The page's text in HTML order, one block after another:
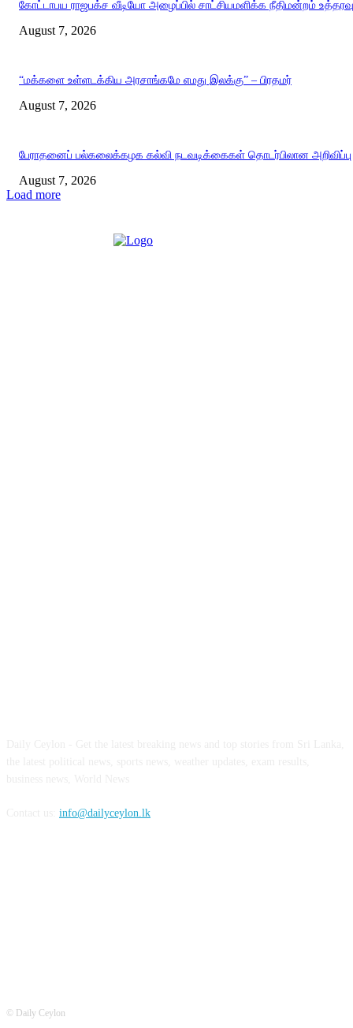
கோட்டாபய ராஜபக்ச வீடியோ அழைப்பில் சாட்சியமளிக்க நீதிமன்றம் உத்தரவு
August 7, 2026
“மக்களை உள்ளடக்கிய அரசாங்கமே எமது இலக்கு” – பிரதமர்
August 7, 2026
பேராதனைப் பல்கலைக்கழக கல்வி நடவடிக்கைகள் தொடர்பிலான அறிவிப்பு
August 7, 2026
Load more
info@dailyceylon.lk
© Daily Ceylon